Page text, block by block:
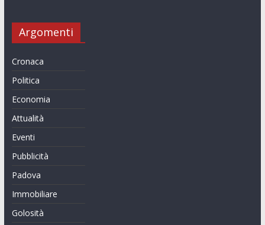
Argomenti
Cronaca
Politica
Economia
Attualità
Eventi
Pubblicità
Padova
Immobiliare
Golosità